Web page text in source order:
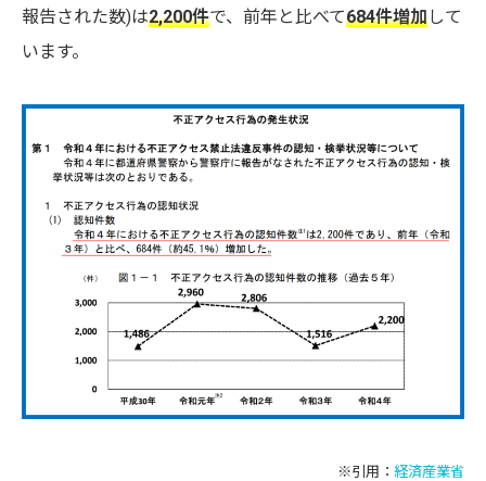
報告された数)は2,200件で、前年と比べて684件増加して
います。
※引用： 経済産業省